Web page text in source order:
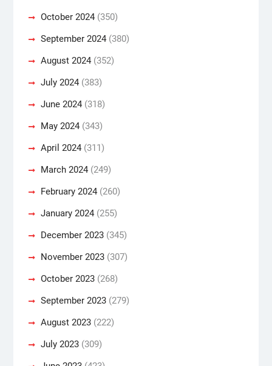
October 2024(350)
September 2024(380)
August 2024(352)
July 2024(383)
June 2024(318)
May 2024(343)
April 2024(311)
March 2024(249)
February 2024(260)
January 2024(255)
December 2023(345)
November 2023(307)
October 2023(268)
September 2023(279)
August 2023(222)
July 2023(309)